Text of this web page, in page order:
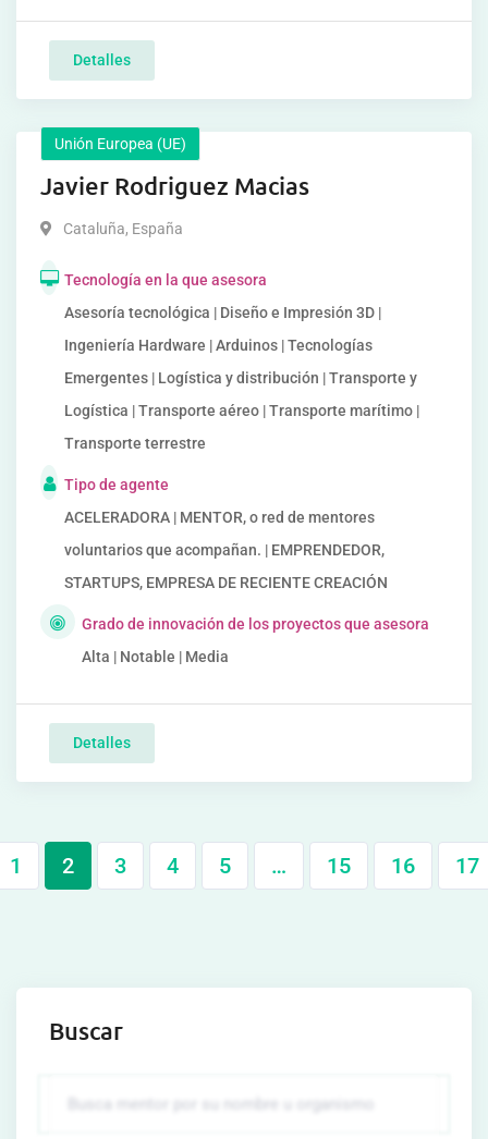
Detalles
Unión Europea (UE)
Javier Rodriguez Macias
Cataluña, España
Tecnología en la que asesora
Asesoría tecnológica | Diseño e Impresión 3D |
Ingeniería Hardware | Arduinos | Tecnologías
Emergentes | Logística y distribución | Transporte y
Logística | Transporte aéreo | Transporte marítimo |
Transporte terrestre
Tipo de agente
ACELERADORA | MENTOR, o red de mentores
voluntarios que acompañan. | EMPRENDEDOR,
STARTUPS, EMPRESA DE RECIENTE CREACIÓN
Grado de innovación de los proyectos que asesora
Alta | Notable | Media
Detalles
1 2 3 4 5 … 15 16 17
Buscar